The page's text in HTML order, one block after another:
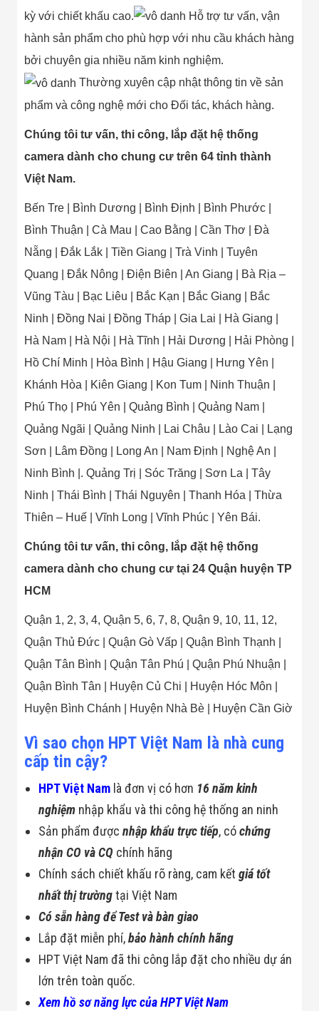
kỳ với chiết khấu cao.
Hỗ trợ tư vấn, vận
hành sản phẩm cho phù hợp với nhu cầu khách hàng
bởi chuyên gia nhiều năm kinh nghiệm.
Thường xuyên cập nhật thông tin về sản
phẩm và công nghệ mới cho Đối tác, khách hàng.
Chúng tôi tư vấn, thi công, lắp đặt hệ thống
camera dành cho chung cư trên 64 tỉnh thành
Việt Nam.
Bến Tre | Bình Dương | Bình Định | Bình Phước |
Bình Thuận | Cà Mau | Cao Bằng | Cần Thơ | Đà
Nẵng | Đắk Lắk | Tiền Giang | Trà Vinh | Tuyên
Quang | Đắk Nông | Điện Biên | An Giang | Bà Rịa –
Vũng Tàu | Bạc Liêu | Bắc Kạn | Bắc Giang | Bắc
Ninh | Đồng Nai | Đồng Tháp | Gia Lai | Hà Giang |
Hà Nam | Hà Nội | Hà Tĩnh | Hải Dương | Hải Phòng |
Hồ Chí Minh | Hòa Bình | Hậu Giang | Hưng Yên |
Khánh Hòa | Kiên Giang | Kon Tum | Ninh Thuận |
Phú Thọ | Phú Yên | Quảng Bình | Quảng Nam |
Quảng Ngãi | Quảng Ninh | Lai Châu | Lào Cai | Lạng
Sơn | Lâm Đồng | Long An | Nam Định | Nghệ An |
Ninh Bình |. Quảng Trị | Sóc Trăng | Sơn La | Tây
Ninh | Thái Bình | Thái Nguyên | Thanh Hóa | Thừa
Thiên – Huế | Vĩnh Long | Vĩnh Phúc | Yên Bái.
Chúng tôi tư vấn, thi công, lắp đặt hệ thống
camera dành cho chung cư tại 24 Quận huyện TP
HCM
Quận 1, 2, 3, 4, Quận 5, 6, 7, 8, Quận 9, 10, 11, 12,
Quận Thủ Đức | Quận Gò Vấp | Quận Bình Thạnh |
Quận Tân Bình | Quận Tân Phú | Quận Phú Nhuận |
Quận Bình Tân | Huyện Củ Chi | Huyện Hóc Môn |
Huyện Bình Chánh | Huyện Nhà Bè | Huyện Cần Giờ
Vì sao chọn HPT Việt Nam là nhà cung
cấp tin cậy?
HPT Việt Nam là đơn vị có hơn 16 năm kinh
nghiệm nhập khẩu và thi công hệ thống an ninh
Sản phẩm đượcnhập khẩu trực tiếp, cóchứng
nhận CO và CQ chính hãng
Chính sách chiết khấu rõ ràng, cam kếtgiá tốt
nhất thị trườngtại Việt Nam
Có sẵn hàng để Test và bàn giao
Lắp đặt miễn phí,bảo hành chính hãng
HPT Việt Nam đã thi công lắp đặt cho nhiều dự án
lớn trên toàn quốc.
Xem hồ sơ năng lực của HPT Việt Nam